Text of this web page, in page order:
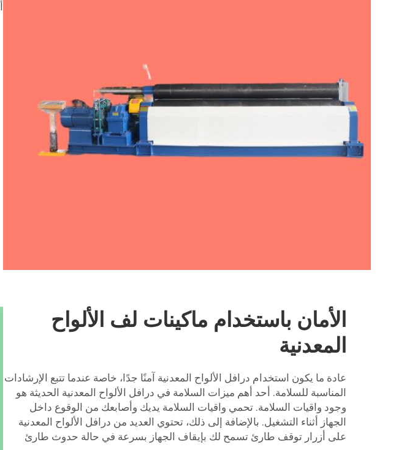
الأمان باستخدام ماكينات لف الألواح
المعدنية
عادة ما يكون استخدام درافل الألواح المعدنية آمنًا جدًا، خاصة عندما تتبع الإرشادات
المناسبة للسلامة. أحد أهم ميزات السلامة في درافل الألواح المعدنية الحديثة هو
وجود واقيات السلامة. تحمي واقيات السلامة يديك وأصابعك من الوقوع داخل
الجهاز أثناء التشغيل. بالإضافة إلى ذلك، تحتوي العديد من درافل الألواح المعدنية
على أزرار توقف طارئ تسمح لك بإيقاف الجهاز بسرعة في حالة حدوث طارئ